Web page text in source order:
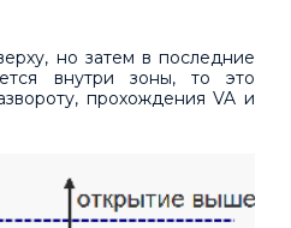
но затем в последние
внутри зоны, то это
прохождения VA и